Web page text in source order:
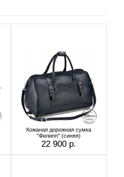
Кожаная дорожная сумка
"Филипп" (синяя)
22 900 р.